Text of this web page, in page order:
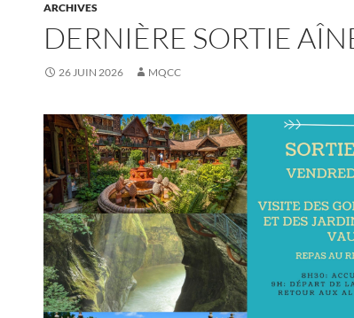
ARCHIVES
DERNIÈRE SORTIE
26 JUIN 2026 MQCC